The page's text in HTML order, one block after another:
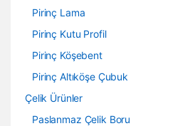
Pirinç Lama
Pirinç Kutu Profil
Pirinç Köşebent
Pirinç Altıköşe Çubuk
Çelik Ürünler
Paslanmaz Çelik Boru